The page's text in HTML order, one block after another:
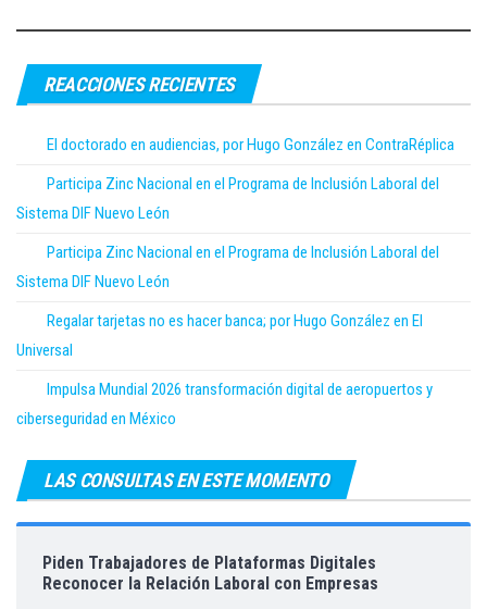
REACCIONES RECIENTES
El doctorado en audiencias, por Hugo González en ContraRéplica
Participa Zinc Nacional en el Programa de Inclusión Laboral del
Sistema DIF Nuevo León
Participa Zinc Nacional en el Programa de Inclusión Laboral del
Sistema DIF Nuevo León
Regalar tarjetas no es hacer banca; por Hugo González en El
Universal
Impulsa Mundial 2026 transformación digital de aeropuertos y
ciberseguridad en México
LAS CONSULTAS EN ESTE MOMENTO
Piden Trabajadores de Plataformas Digitales
Reconocer la Relación Laboral con Empresas